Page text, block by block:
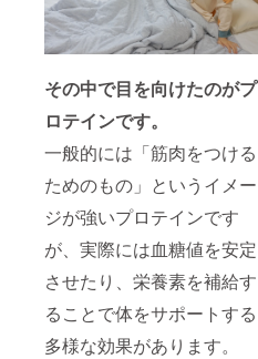
その中で目を向けたのがプ
ロテインです。
一般的には「筋肉をつける
ためのもの」というイメー
ジが強いプロテインです
が、実際には血糖値を安定
させたり、栄養素を補給す
ることで体をサポートする
多様な効果があります。